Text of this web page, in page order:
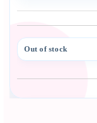
Out of stock